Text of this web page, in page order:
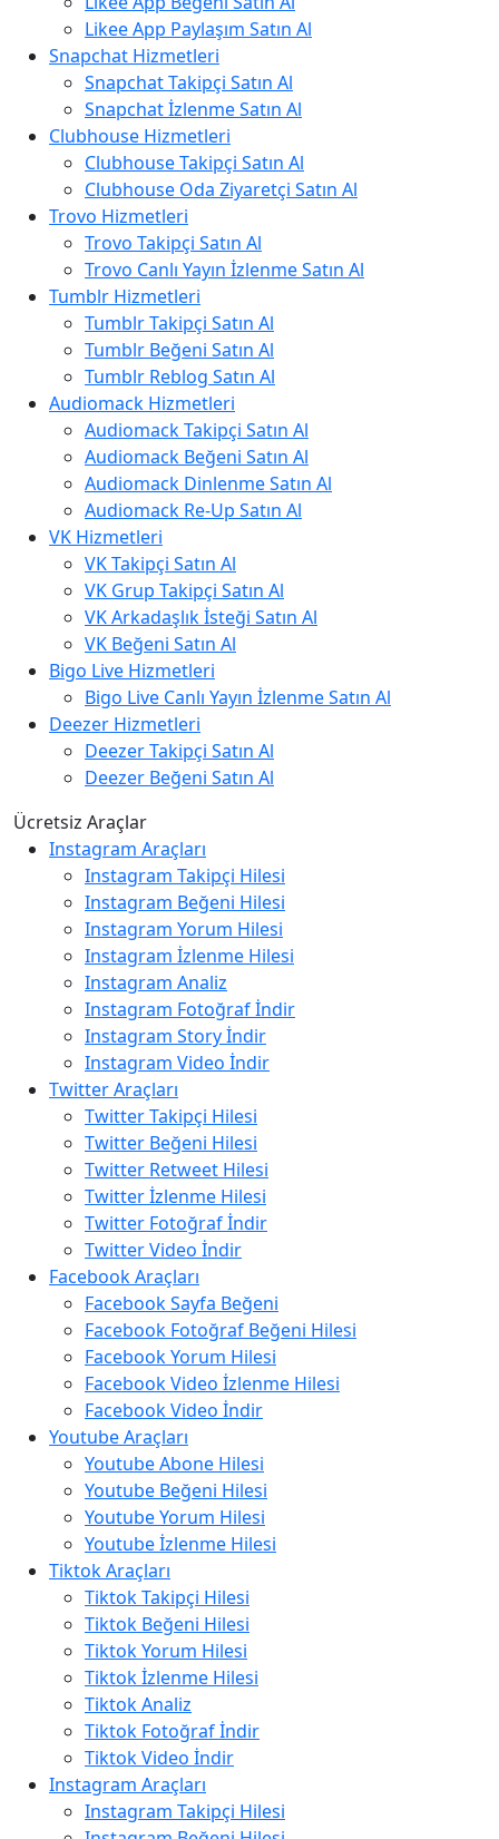
Likee App Paylaşım Satın Al
Snapchat Hizmetleri
Snapchat Takipçi Satın Al
Snapchat İzlenme Satın Al
Clubhouse Hizmetleri
Clubhouse Takipçi Satın Al
Clubhouse Oda Ziyaretçi Satın Al
Trovo Hizmetleri
Trovo Takipçi Satın Al
Trovo Canlı Yayın İzlenme Satın Al
Tumblr Hizmetleri
Tumblr Takipçi Satın Al
Tumblr Beğeni Satın Al
Tumblr Reblog Satın Al
Audiomack Hizmetleri
Audiomack Takipçi Satın Al
Audiomack Beğeni Satın Al
Audiomack Dinlenme Satın Al
Audiomack Re-Up Satın Al
VK Hizmetleri
VK Takipçi Satın Al
VK Grup Takipçi Satın Al
VK Arkadaşlık İsteği Satın Al
VK Beğeni Satın Al
Bigo Live Hizmetleri
Bigo Live Canlı Yayın İzlenme Satın Al
Deezer Hizmetleri
Deezer Takipçi Satın Al
Deezer Beğeni Satın Al
Ücretsiz Araçlar
Instagram Araçları
Instagram Takipçi Hilesi
Instagram Beğeni Hilesi
Instagram Yorum Hilesi
Instagram İzlenme Hilesi
Instagram Analiz
Instagram Fotoğraf İndir
Instagram Story İndir
Instagram Video İndir
Twitter Araçları
Twitter Takipçi Hilesi
Twitter Beğeni Hilesi
Twitter Retweet Hilesi
Twitter İzlenme Hilesi
Twitter Fotoğraf İndir
Twitter Video İndir
Facebook Araçları
Facebook Sayfa Beğeni
Facebook Fotoğraf Beğeni Hilesi
Facebook Yorum Hilesi
Facebook Video İzlenme Hilesi
Facebook Video İndir
Youtube Araçları
Youtube Abone Hilesi
Youtube Beğeni Hilesi
Youtube Yorum Hilesi
Youtube İzlenme Hilesi
Tiktok Araçları
Tiktok Takipçi Hilesi
Tiktok Beğeni Hilesi
Tiktok Yorum Hilesi
Tiktok İzlenme Hilesi
Tiktok Analiz
Tiktok Fotoğraf İndir
Tiktok Video İndir
Instagram Araçları
Instagram Takipçi Hilesi